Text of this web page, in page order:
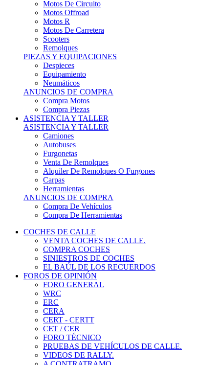
Motos R
Motos De Carretera
Scooters
Remolques
PIEZAS Y EQUIPACIONES
Despieces
Equipamiento
Neumáticos
ANUNCIOS DE COMPRA
Compra Motos
Compra Piezas
ASISTENCIA Y TALLER
ASISTENCIA Y TALLER
Camiones
Autobuses
Furgonetas
Venta De Remolques
Alquiler De Remolques O Furgones
Carpas
Herramientas
ANUNCIOS DE COMPRA
Compra De Vehículos
Compra De Herramientas
COCHES DE CALLE
VENTA COCHES DE CALLE.
COMPRA COCHES
SINIESTROS DE COCHES
EL BAÚL DE LOS RECUERDOS
FOROS DE OPINIÓN
FORO GENERAL
WRC
ERC
CERA
CERT - CERTT
CET / CER
FORO TÉCNICO
PRUEBAS DE VEHÍCULOS DE CALLE.
VIDEOS DE RALLY.
A CONTRATRAMO
TIENDA ONLINE